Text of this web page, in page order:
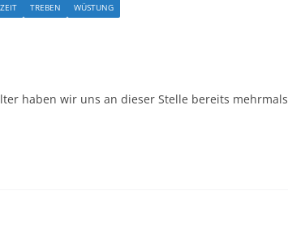
TREBEN WÜSTUNG
haben wir uns an dieser Stelle bereits mehrmals